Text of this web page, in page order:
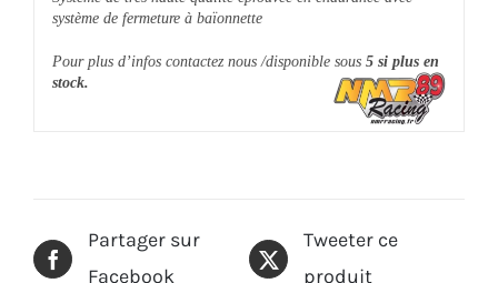
système de fermeture àbaïonnette
Pour plus d’infos contactez nous /disponible sous 5 si plus en
stock.
Partager sur
Facebook
Tweeter ce
produit